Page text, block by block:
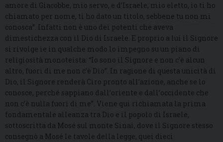
amore di Giacobbe, mio servo, e d’Israele, mio eletto, io ti ho
chiamato per nome, ti ho dato un titolo, sebbene tu non mi
conosca”. Infatti non è uno dei potenti che aveva
dimestichezza con il Dio di Israele. E proprio a lui il Signore
si rivolge ie in qualche modo lo impegno su un piano di
religiosità monoteista: “Io sono il Signore e non c’è alcun
altro, fuori di me non c’è Dio”. In ragione di questa unicità di
Dio, il Signore renderà Ciro pronto all’azione, anche se lo
conosce, perché sappiano dall’oriente e dall’occidente che
non c’è nulla fuori di me”. Viene qui richiamata la prima
fondamentale alleanza tra Dio e il popolo di Israele,
sottoscritta da Mosé sul monte Sinai, dove il Signore stesso
consegnò a Mosé le tavole della legge, quei dieci